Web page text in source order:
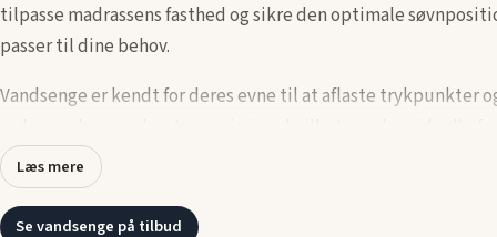
tilpasse madrassens fasthed og sikre den optimale
passer til dine behov.
Vandsenge er kendt for deres evne til at aflaste trykpunkter
personer, der har brug for ekstra komfort og støtte. Deres
holdbarhed og nemme vedligeholdelse gør vandsenge til en
i både kvalitet og komfort.
Læs mere
Se vandsenge på tilbud